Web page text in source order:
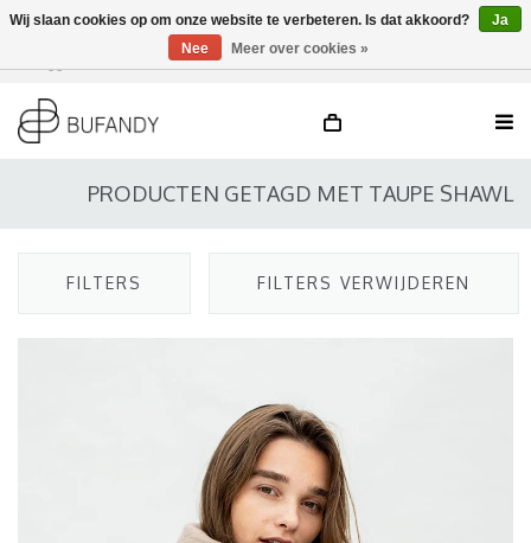
DE / EN
PRODUCTEN GETAGD MET TAUPE SHAWL
FILTERS FILTERS VERWIJDEREN
Wij slaan cookies op om onze website te verbeteren. Is dat akkoord?
Ja
Nee
Meer over cookies »